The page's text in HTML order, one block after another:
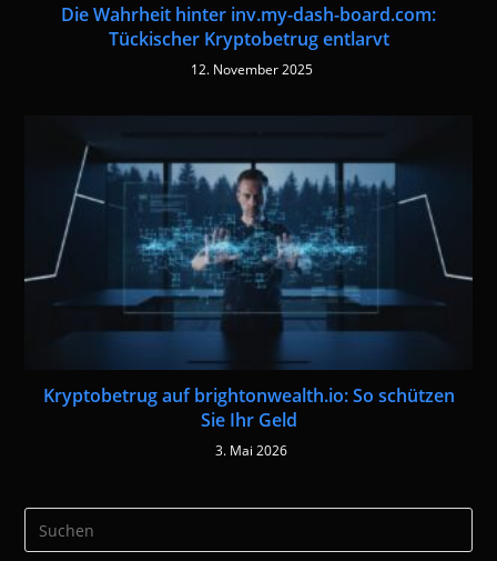
Die Wahrheit hinter inv.my-dash-board.com:
Tückischer Kryptobetrug entlarvt
12. November 2025
Kryptobetrug auf brightonwealth.io: So schützen
Sie Ihr Geld
3. Mai 2026